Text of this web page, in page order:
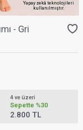
Yapay zekâ teknolojileri
kullanılmıştır.
- Gri
4 ve üzeri
Sepette %30
2.800 TL